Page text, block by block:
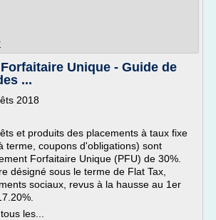
Unique - Guide de
...
2018
et produits des placements à taux fixe
terme, coupons d'obligations) sont
Forfaitaire Unique (PFU) de 30%.
désigné sous le terme de Flat Tax,
sociaux, revus à la hausse au 1er
les...